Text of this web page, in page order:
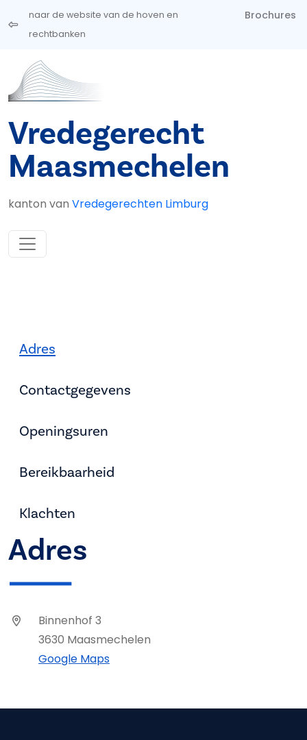
Overslaan en naar de inhoud gaan
naar de website van de hoven en
rechtbanken
Brochures
Vredegerecht
Maasmechelen
kanton van Vredegerechten Limburg
Adres
Contactgegevens
Openingsuren
Bereikbaarheid
Klachten
Adres
Binnenhof 3
3630 Maasmechelen
Google Maps